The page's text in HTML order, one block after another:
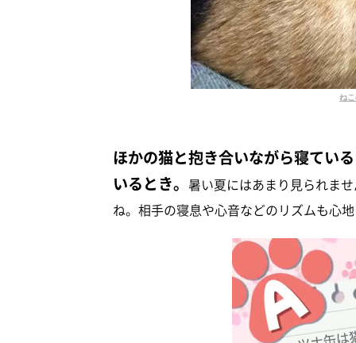
ね
ほかの猫と抱き合いながら寝てい
いるとき。 暑い夏にはあまり見られま
ね。相手の寝息や心音などのリズムも心